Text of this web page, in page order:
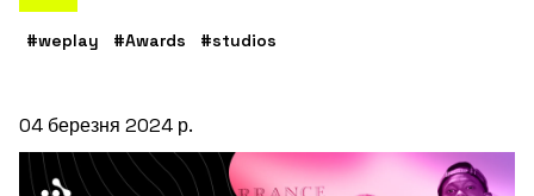
#weplay #Awards #studios
04 березня 2024 р.